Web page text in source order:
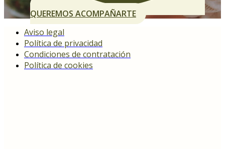
QUEREMOS ACOMPAÑARTE
Aviso legal
Política de privacidad
Condiciones de contratación
Política de cookies